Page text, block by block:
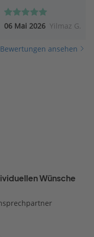
ganz andere Perspektive
eröffnet sehr zu Positiv.
mit Herrn Pit Schubert.
06 Mai 2026 Yilmaz G.
ansehen
Wünsche